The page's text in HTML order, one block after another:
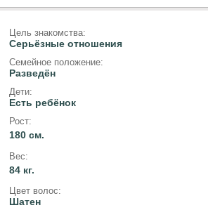
Цель знакомства:
Серьёзные отношения
Семейное положение:
Разведён
Дети:
Есть ребёнок
Рост:
180 см.
Вес:
84 кг.
Цвет волос:
Шатен